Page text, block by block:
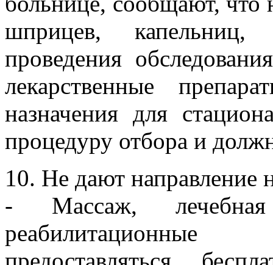
шприцев, капельниц,
проведения
лекарственные
назначения для
процедуру отбора и
10. Не дают направление
- Массаж,